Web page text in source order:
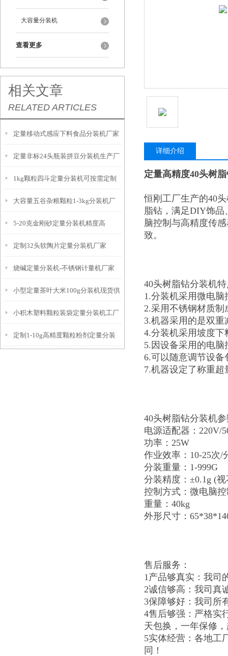
大容量分装机
查看更多
相关文章
RELATED ARTICLES
定量移动式感应下料食品分装机厂家
定量非标24头瓶装拼豆分装机生产厂
家
1kg颗粒四斗定量分装机可按需定制
大容量五谷杂粮颗粒1-3kg分装机厂
家
5-20克金刚砂定量分装机精度高
定制32头软陶片定量分装机厂家
烧碱定量分装机-不锈钢计量机厂家
小型定量茶叶大米100g分装机现货供
应
小积木塑料颗粒装袋定量分装机工厂
生产
定制1-10g高精度颗粒粉剂定量分装
详细介绍
定量高精度40头树
恒刚工厂生产的40
脂钻，满足DIY饰品
脑控制与高精度传
致。
40头树脂钻分装机
1.分装机采用微电
2.采用不锈钢材质
3.机器采用的是双
4.分装机采用坡度
5.因设备采用的电
6.可以随意调节设备
7.机器设定了称重
40头树脂钻分装机
电源适配器：220V/
功率：25W
作业效率：10-25次/
分装重量：1-999G
分装精度：±0.1g (
控制方式：微电脑
重量：40kg
外形尺寸：
售后服务：
1产品够真实：我司
2诚信够高：我司真
3保障够好：我司所
4售后够强：严格实
天包换，一年保修
5实体经营：各地工
同！